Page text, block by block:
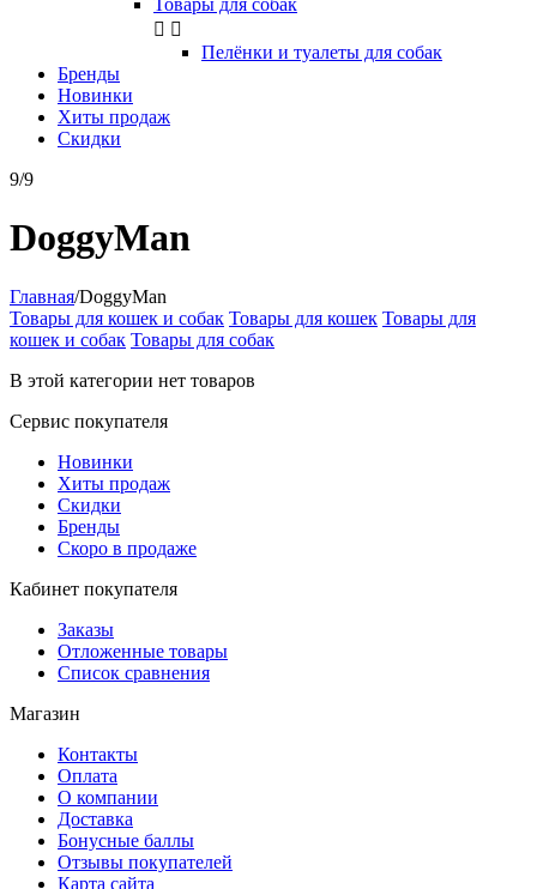
Товары для собак
 
Пелёнки и туалеты для собак
Бренды
Новинки
Хиты продаж
Скидки
9/9
DoggyMan
Главная/DoggyMan
Товары для кошек и собак Товары для кошек Товары для
кошек и собак Товары для собак
В этой категории нет товаров
Сервис покупателя
Новинки
Хиты продаж
Скидки
Бренды
Скоро в продаже
Кабинет покупателя
Заказы
Отложенные товары
Список сравнения
Магазин
Контакты
Оплата
О компании
Доставка
Бонусные баллы
Отзывы покупателей
Карта сайта